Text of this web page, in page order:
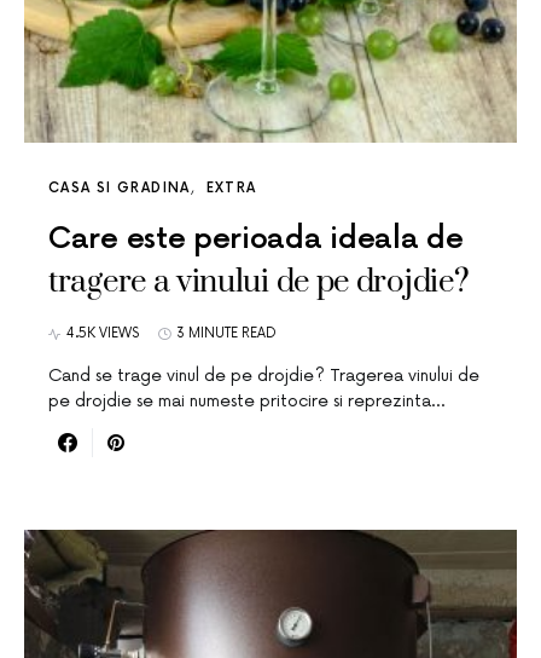
CASA SI GRADINA EXTRA
Care este perioada ideala de
tragere a vinului de pe drojdie?
4.5K VIEWS 3 MINUTE READ
Cand se trage vinul de pe drojdie? Tragerea vinului de
pe drojdie se mai numeste pritocire si reprezinta…